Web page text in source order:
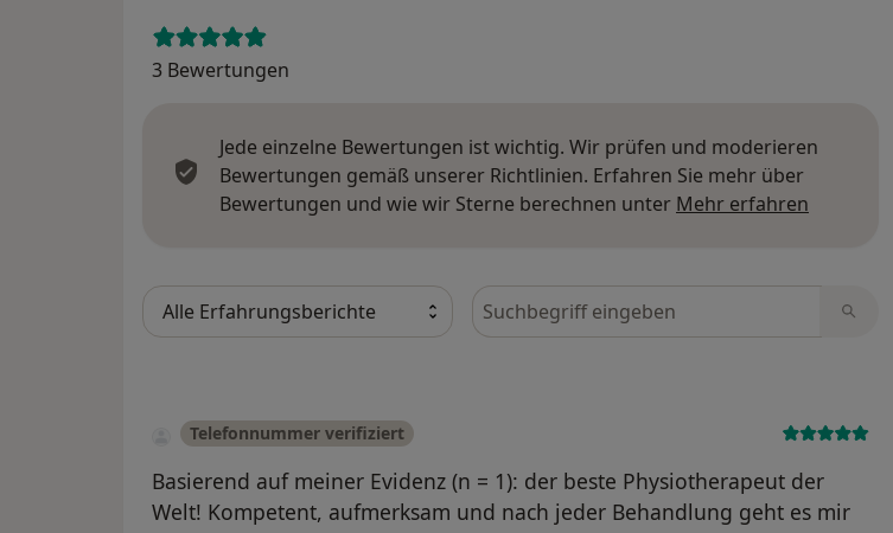
3 Bewertungen
Jede einzelne Bewertungen ist wichtig. Wir prüfen und moderieren
Bewertungen gemäß unserer Richtlinien. Erfahren Sie mehr über
Bewertungen und wie wir Sterne berechnen unter Mehr erfahren
Bewertungen durchsuchen
Telefonnummer verifiziert
Basierend auf meiner Evidenz (n = 1): der beste Physiotherapeut der
Welt! Kompetent, aufmerksam und nach jeder Behandlung geht es mir